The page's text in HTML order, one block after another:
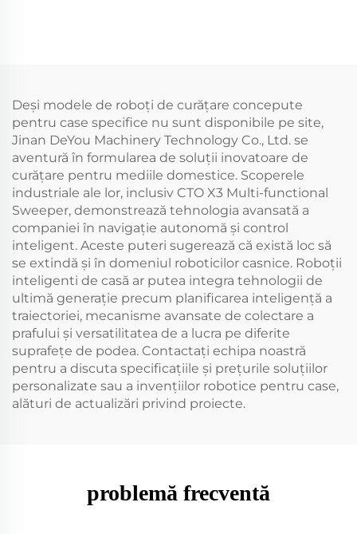
Deși modele de roboți de curățare concepute
pentru case specifice nu sunt disponibile pe site,
Jinan DeYou Machinery Technology Co., Ltd. se
aventură în formularea de soluții inovatoare de
curățare pentru mediile domestice. Scoperele
industriale ale lor, inclusiv CTO X3 Multi-functional
Sweeper, demonstrează tehnologia avansată a
companiei în navigație autonomă și control
inteligent. Aceste puteri sugerează că există loc să
se extindă și în domeniul roboticilor casnice. Roboții
inteligenti de casă ar putea integra tehnologii de
ultimă generație precum planificarea inteligență a
traiectoriei, mecanisme avansate de colectare a
prafului și versatilitatea de a lucra pe diferite
suprafețe de podea. Contactați echipa noastră
pentru a discuta specificațiile și prețurile soluțiilor
personalizate sau a invențiilor robotice pentru case,
alături de actualizări privind proiecte.
problemă frecventă